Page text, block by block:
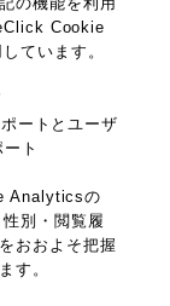
Cookie
ています。
ートとユーザ
ト
Analyticsの
別・閲覧履
おおよそ把握
す。